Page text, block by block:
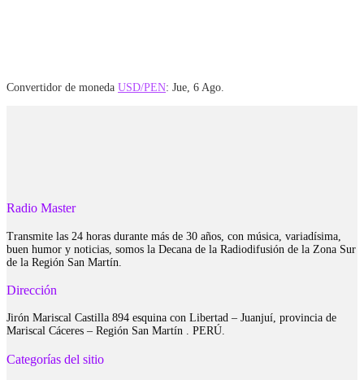
Convertidor de moneda USD/PEN: Jue, 6 Ago.
Radio Master
Transmite las 24 horas durante más de 30 años, con música, variadísima,
buen humor y noticias, somos la Decana de la Radiodifusión de la Zona Sur
de la Región San Martín.
Dirección
Jirón Mariscal Castilla 894 esquina con Libertad – Juanjuí, provincia de
Mariscal Cáceres – Región San Martín . PERÚ.
Categorías del sitio